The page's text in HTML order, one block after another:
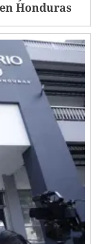
Honduras